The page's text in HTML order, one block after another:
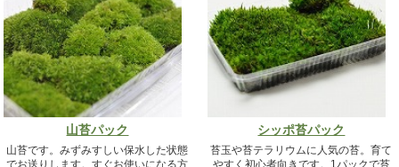
山苔パック
山苔です。みずみすしい保水した状態
シッポ苔パック
苔玉や苔テラリウムに人気の苔。育て